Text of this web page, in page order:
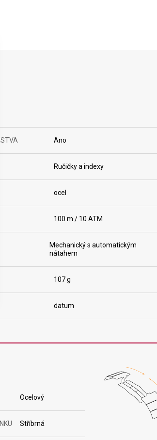
Ano
Ručičky a indexy
ocel
100 m / 10 ATM
Mechanický s automatickým
nátahem
107 g
datum
Ocelový
Stříbrná